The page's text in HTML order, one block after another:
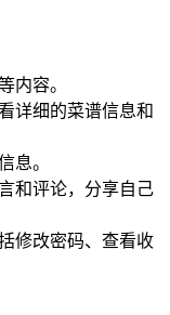
内容。
详细的菜谱信息和
息。
和评论，分享自己
修改密码、查看收